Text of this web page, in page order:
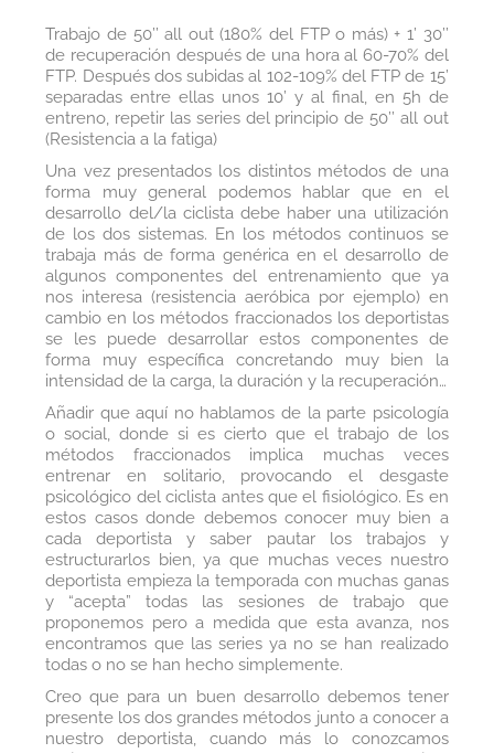
Trabajo de 50’’ all out (180% del FTP o más) + 1’ 30’’
de recuperación después de una hora al 60-70% del
FTP. Después dos subidas al 102-109% del FTP de 15’
separadas entre ellas unos 10’ y al final, en 5h de
entreno, repetir las series del principio de 50’’ all out
(Resistencia a la fatiga)
Una vez presentados los distintos métodos de una
forma muy general podemos hablar que en el
desarrollo del/la ciclista debe haber una utilización
de los dos sistemas. En los métodos continuos se
trabaja más de forma genérica en el desarrollo de
algunos componentes del entrenamiento que ya
nos interesa (resistencia aeróbica por ejemplo) en
cambio en los métodos fraccionados los deportistas
se les puede desarrollar estos componentes de
forma muy específica concretando muy bien la
intensidad de la carga, la duración y la recuperación…
Añadir que aquí no hablamos de la parte psicología
o social, donde si es cierto que el trabajo de los
métodos fraccionados implica muchas veces
entrenar en solitario, provocando el desgaste
psicológico del ciclista antes que el fisiológico. Es en
estos casos donde debemos conocer muy bien a
cada deportista y saber pautar los trabajos y
estructurarlos bien, ya que muchas veces nuestro
deportista empieza la temporada con muchas ganas
y “acepta” todas las sesiones de trabajo que
proponemos pero a medida que esta avanza, nos
encontramos que las series ya no se han realizado
todas o no se han hecho simplemente.
Creo que para un buen desarrollo debemos tener
presente los dos grandes métodos junto a conocer a
nuestro deportista, cuando más lo conozcamos